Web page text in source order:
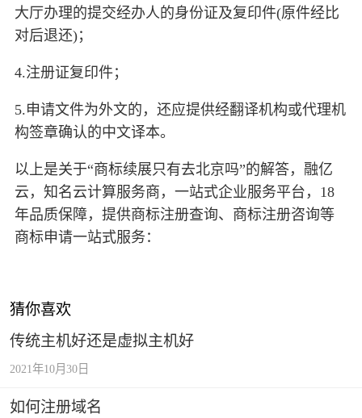
大厅办理的提交经办人的身份证及复印件(原件经比
对后退还)；
4.注册证复印件；
5.申请文件为外文的，还应提供经翻译机构或代理机
构签章确认的中文译本。
以上是关于“商标续展只有去北京吗”的解答，融亿
云，知名云计算服务商，一站式企业服务平台，18
年品质保障，提供商标注册查询、商标注册咨询等
商标申请一站式服务：
猜你喜欢
传统主机好还是虚拟主机好
2021年10月30日
如何注册域名